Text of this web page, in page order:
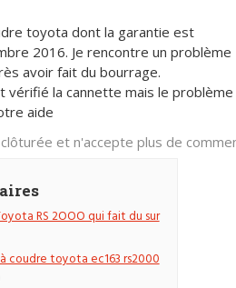
toyota dont la garantie est
2016. Je rencontre un problème
avoir fait du bourrage.
vérifié la cannette mais le problème
aide
et n'accepte plus de
RS 2OOO qui fait du sur
coudre toyota ec163 rs2000